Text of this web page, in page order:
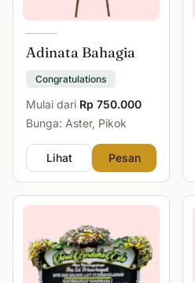
Adinata Bahagia
Congratulations
Mulai dari Rp 750.000
Bunga: Aster, Pikok
Lihat Pesan